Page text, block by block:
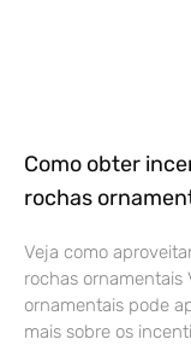
Como obter
rochas
Veja como
rochas ornamentais
ornamentais pode
mais sobre os